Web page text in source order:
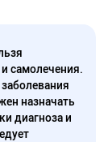
самолечения.
назначать
диагноза и